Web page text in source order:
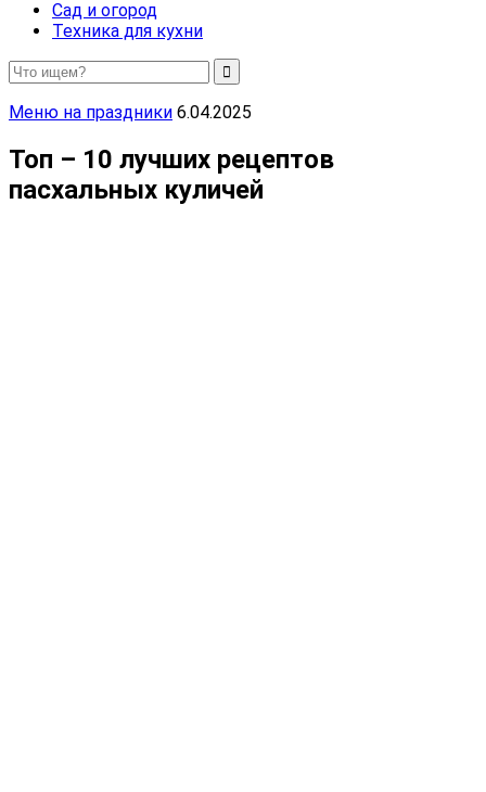
Сад и огород
Техника для кухни
Меню на праздники 6.04.2025
Топ – 10 лучших рецептов
пасхальных куличей